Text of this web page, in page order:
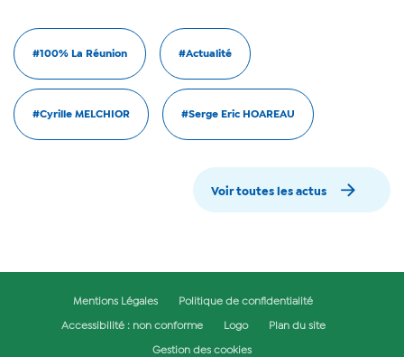
#100% La Réunion #Actualité
#Cyrille MELCHIOR #Serge Eric HOAREAU
Voir toutes les actus
Mentions Légales Politique de confidentialité
Accessibilité : non conforme Logo Plan du site
Gestion des cookies